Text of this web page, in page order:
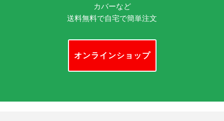
カバーなど
送料無料で自宅で簡単注文
オンラインショップ